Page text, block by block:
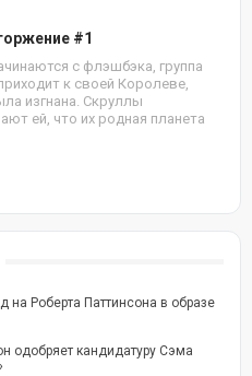
#1
с флэшбэка, группа
к своей Королеве,
изгнана. Скруллы
ей, что их родная планета
на Роберта Паттинсона в образе
одобряет кандидатуру Сэма